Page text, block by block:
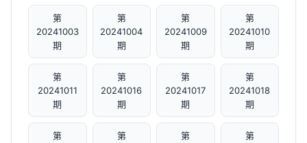
第
20241003
期
第
20241004
期
第
20241009
期
第
20241010
期
第
20241011
期
第
20241016
期
第
20241017
期
第
20241018
期
第
第
第
第